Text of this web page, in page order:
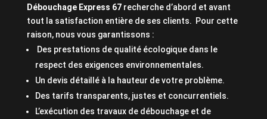
Débouchage Express 67recherche d’abord et avant
tout la satisfaction entière de ses clients. Pour cette
raison, nous vous garantissons :
Des prestations de qualité écologique dans le
respect des exigences environnementales.
Un devis détaillé à la hauteur de votre problème.
Des tarifs transparents, justes et concurrentiels.
L’exécution des travaux de débouchage et de